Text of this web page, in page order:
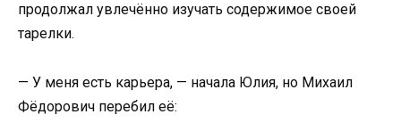
продолжал увлечённо изучать содержимое своей
тарелки.
— У меня есть карьера, — начала Юлия, но Михаил
Фёдорович перебил её: